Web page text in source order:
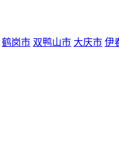
鹤岗市 双鸭山市 大庆市 伊